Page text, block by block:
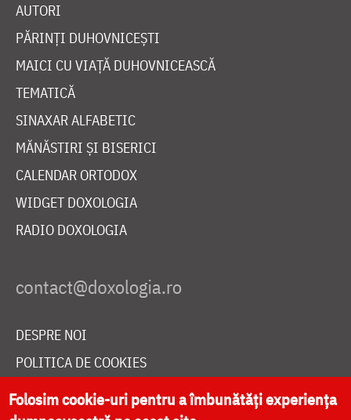
AUTORI
PĂRINȚI DUHOVNICEȘTI
MAICI CU VIAȚĂ DUHOVNICEASCĂ
TEMATICĂ
SINAXAR ALFABETIC
MĂNĂSTIRI ȘI BISERICI
CALENDAR ORTODOX
WIDGET DOXOLOGIA
RADIO DOXOLOGIA
DESPRE NOI
POLITICA DE COOKIES
DONEAZĂ ONLINE PENTRU CATEDRALA NAȚIONALĂ
Folosim cookie-uri pentru a îmbunătăți experiența